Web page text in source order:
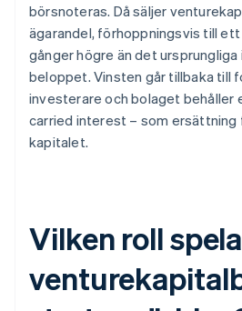
börsnoteras. Då säljer
ägarandel, förhoppningsvis till
gånger högre än det
beloppet. Vinsten går tillbaka till
investerare och bolaget behåller
carried interest – som
kapitalet.
Vilken roll